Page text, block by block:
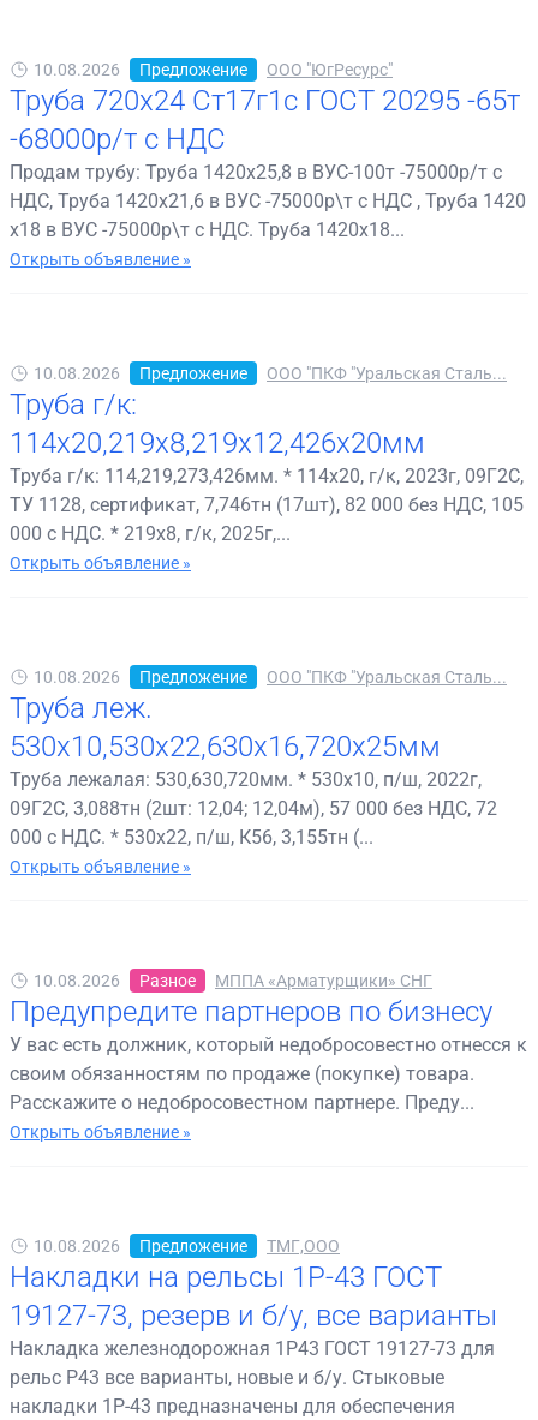
10.08.2026 Предложение ООО "ЮгРесурс"
Труба 720х24 Ст17г1с ГОСТ 20295 -65т
-68000р/т с НДС
Продам трубу: Труба 1420х25,8 в ВУС-100т -75000р/т с
НДС, Труба 1420х21,6 в ВУС -75000р\т с НДС , Труба 1420
х18 в ВУС -75000р\т с НДС. Труба 1420х18...
Открыть объявление »
10.08.2026 Предложение ООО "ПКФ "Уральская Сталь...
Труба г/к:
114х20,219х8,219х12,426х20мм
Труба г/к: 114,219,273,426мм. * 114х20, г/к, 2023г, 09Г2С,
ТУ 1128, сертификат, 7,746тн (17шт), 82 000 без НДС, 105
000 с НДС. * 219х8, г/к, 2025г,...
Открыть объявление »
10.08.2026 Предложение ООО "ПКФ "Уральская Сталь...
Труба леж.
530х10,530х22,630х16,720х25мм
Труба лежалая: 530,630,720мм. * 530х10, п/ш, 2022г,
09Г2С, 3,088тн (2шт: 12,04; 12,04м), 57 000 без НДС, 72
000 с НДС. * 530х22, п/ш, К56, 3,155тн (...
Открыть объявление »
10.08.2026 Разное МППА «Арматурщики» СНГ
Предупредите партнеров по бизнесу
У вас есть должник, который недобросовестно отнесся к
своим обязанностям по продаже (покупке) товара.
Расскажите о недобросовестном партнере. Преду...
Открыть объявление »
10.08.2026 Предложение ТМГ,ООО
Накладки на рельсы 1Р-43 ГОСТ
19127-73, резерв и б/у, все варианты
Накладка железнодорожная 1Р43 ГОСТ 19127-73 для
рельс Р43 все варианты, новые и б/у. Стыковые
накладки 1Р-43 предназначены для обеспечения